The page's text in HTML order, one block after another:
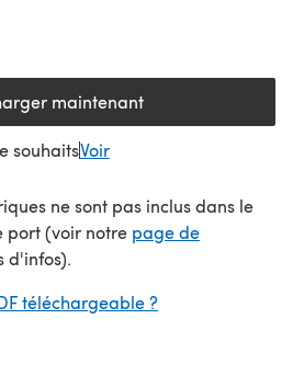
maintenant
(s'ouvre dans un nouvel
souhaitsVoir
ne sont pas inclus dans le
port (voir notre page de
un nouvel onglet)
d'infos).
téléchargeable ?